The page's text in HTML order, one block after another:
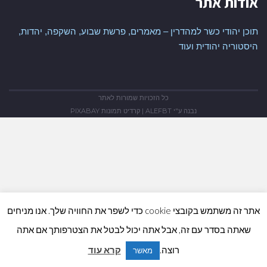
תוכן יהודי כשר למהדרין – מאמרים, פרשת שבוע, השקפה, יהדות,
היסטוריה יהודית ועוד
כל הזכויות שמורות לאתר
נבנה ע"י ALEFBT | קרדיט תמונות PIXABAY
אתר זה משתמש בקובצי cookie כדי לשפר את החוויה שלך. אנו מניחים
שאתה בסדר עם זה, אבל אתה יכול לבטל את הצטרפותך אם אתה
רוצה.
מאשר קרא עוד